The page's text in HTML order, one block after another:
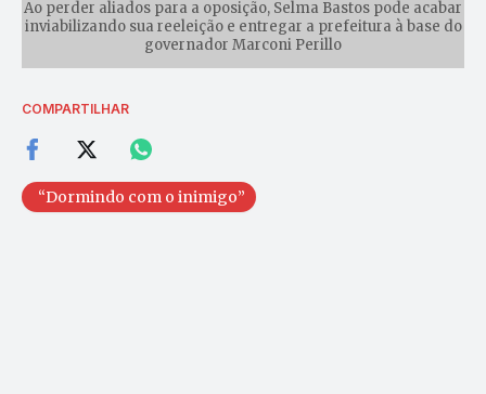
Ao perder aliados para a oposição, Selma Bastos pode acabar
inviabilizando sua reeleição e entregar a prefeitura à base do
governador Marconi Perillo
COMPARTILHAR
“Dormindo com o inimigo”